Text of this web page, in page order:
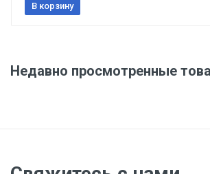
сертификата/декларации
в сопроводительной документации к
ООО "Инструментальный Склад",
В корзину
Недавно просмотренные